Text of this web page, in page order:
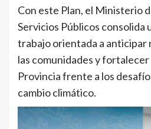
Con este Plan, el Ministerio
Servicios Públicos consolida
trabajo orientada a anticipar
las comunidades y fortalecer
Provincia frente a los
cambio climático.